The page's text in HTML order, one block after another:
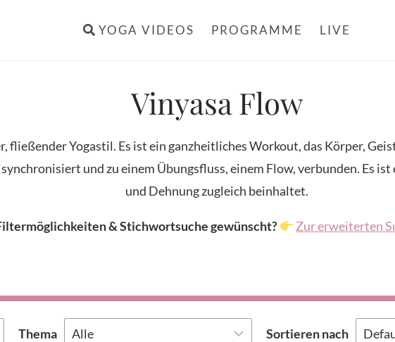
YOGA VIDEOS PROGRAMME LIVE
Vinyasa Flow
fließender Yogastil. Es ist ein ganzheitliches Workout, das Körper,
und zu einem Übungsfluss, einem Flow, verbunden. Es
und Dehnung zugleich beinhaltet.
& Stichwortsuche gewünscht? Zur erweiterten
Thema Sortieren nach